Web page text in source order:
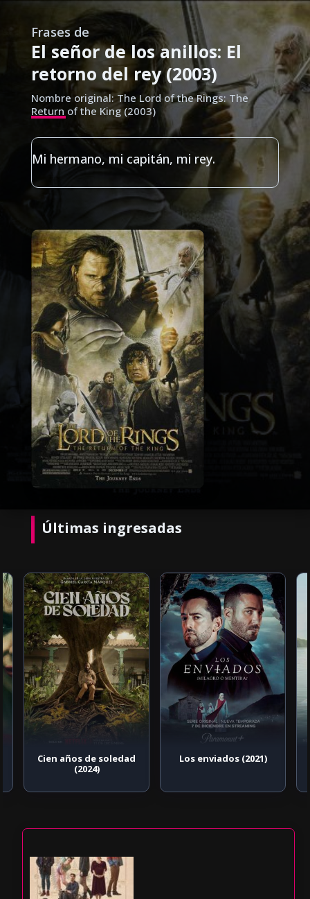
Frases de
El señor de los anillos: El
retorno del rey (2003)
Nombre original: The Lord of the Rings: The
Return of the King (2003)
Mi hermano, mi capitán, mi rey.
Últimas ingresadas
Cien años de soledad
(2024)
Los enviados (2021)